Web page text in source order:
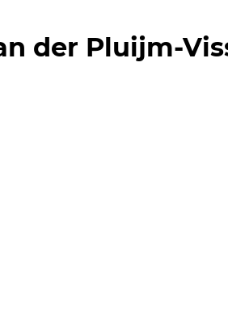
der Pluijm-